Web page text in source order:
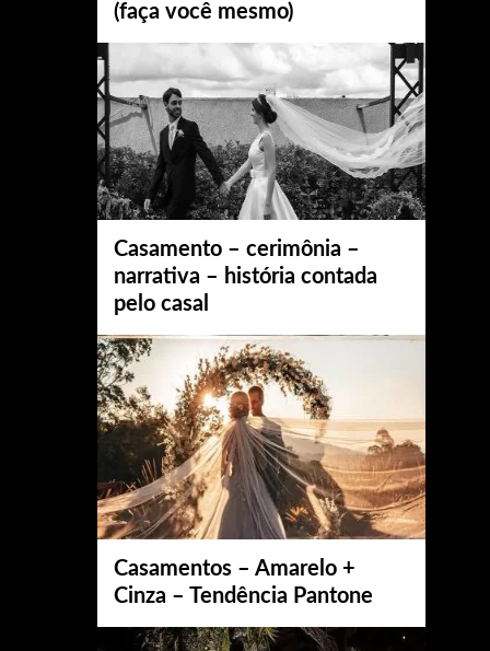
(faça você mesmo)
Casamento – cerimônia –
narrativa – história contada
pelo casal
Casamentos – Amarelo +
Cinza – Tendência Pantone